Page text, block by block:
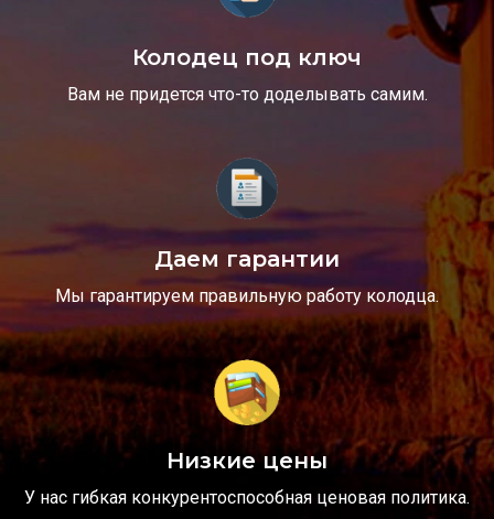
Колодец под ключ
Вам не придется что-то доделывать самим.
Даем гарантии
Мы гарантируем правильную работу колодца.
Низкие цены
У нас гибкая конкурентоспособная ценовая политика.